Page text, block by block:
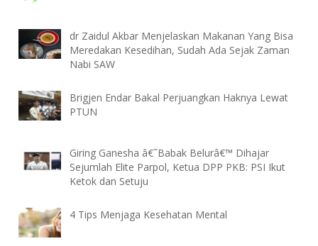
dr Zaidul Akbar Menjelaskan Makanan Yang Bisa
Meredakan Kesedihan, Sudah Ada Sejak Zaman
Nabi SAW
Brigjen Endar Bakal Perjuangkan Haknya Lewat
PTUN
Giring Ganesha â€˜Babak Belurâ€™ Dihajar
Sejumlah Elite Parpol, Ketua DPP PKB: PSI Ikut
Ketok dan Setuju
4 Tips Menjaga Kesehatan Mental